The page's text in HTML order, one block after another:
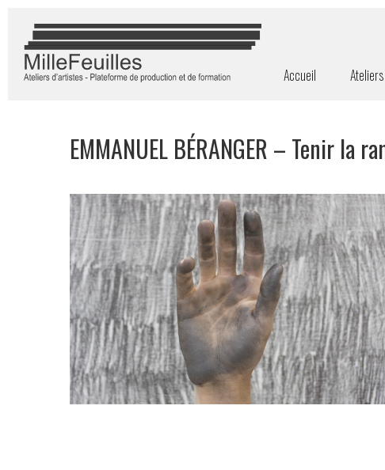
Accueil
EMMANUEL BÉRANGER – Tenir la